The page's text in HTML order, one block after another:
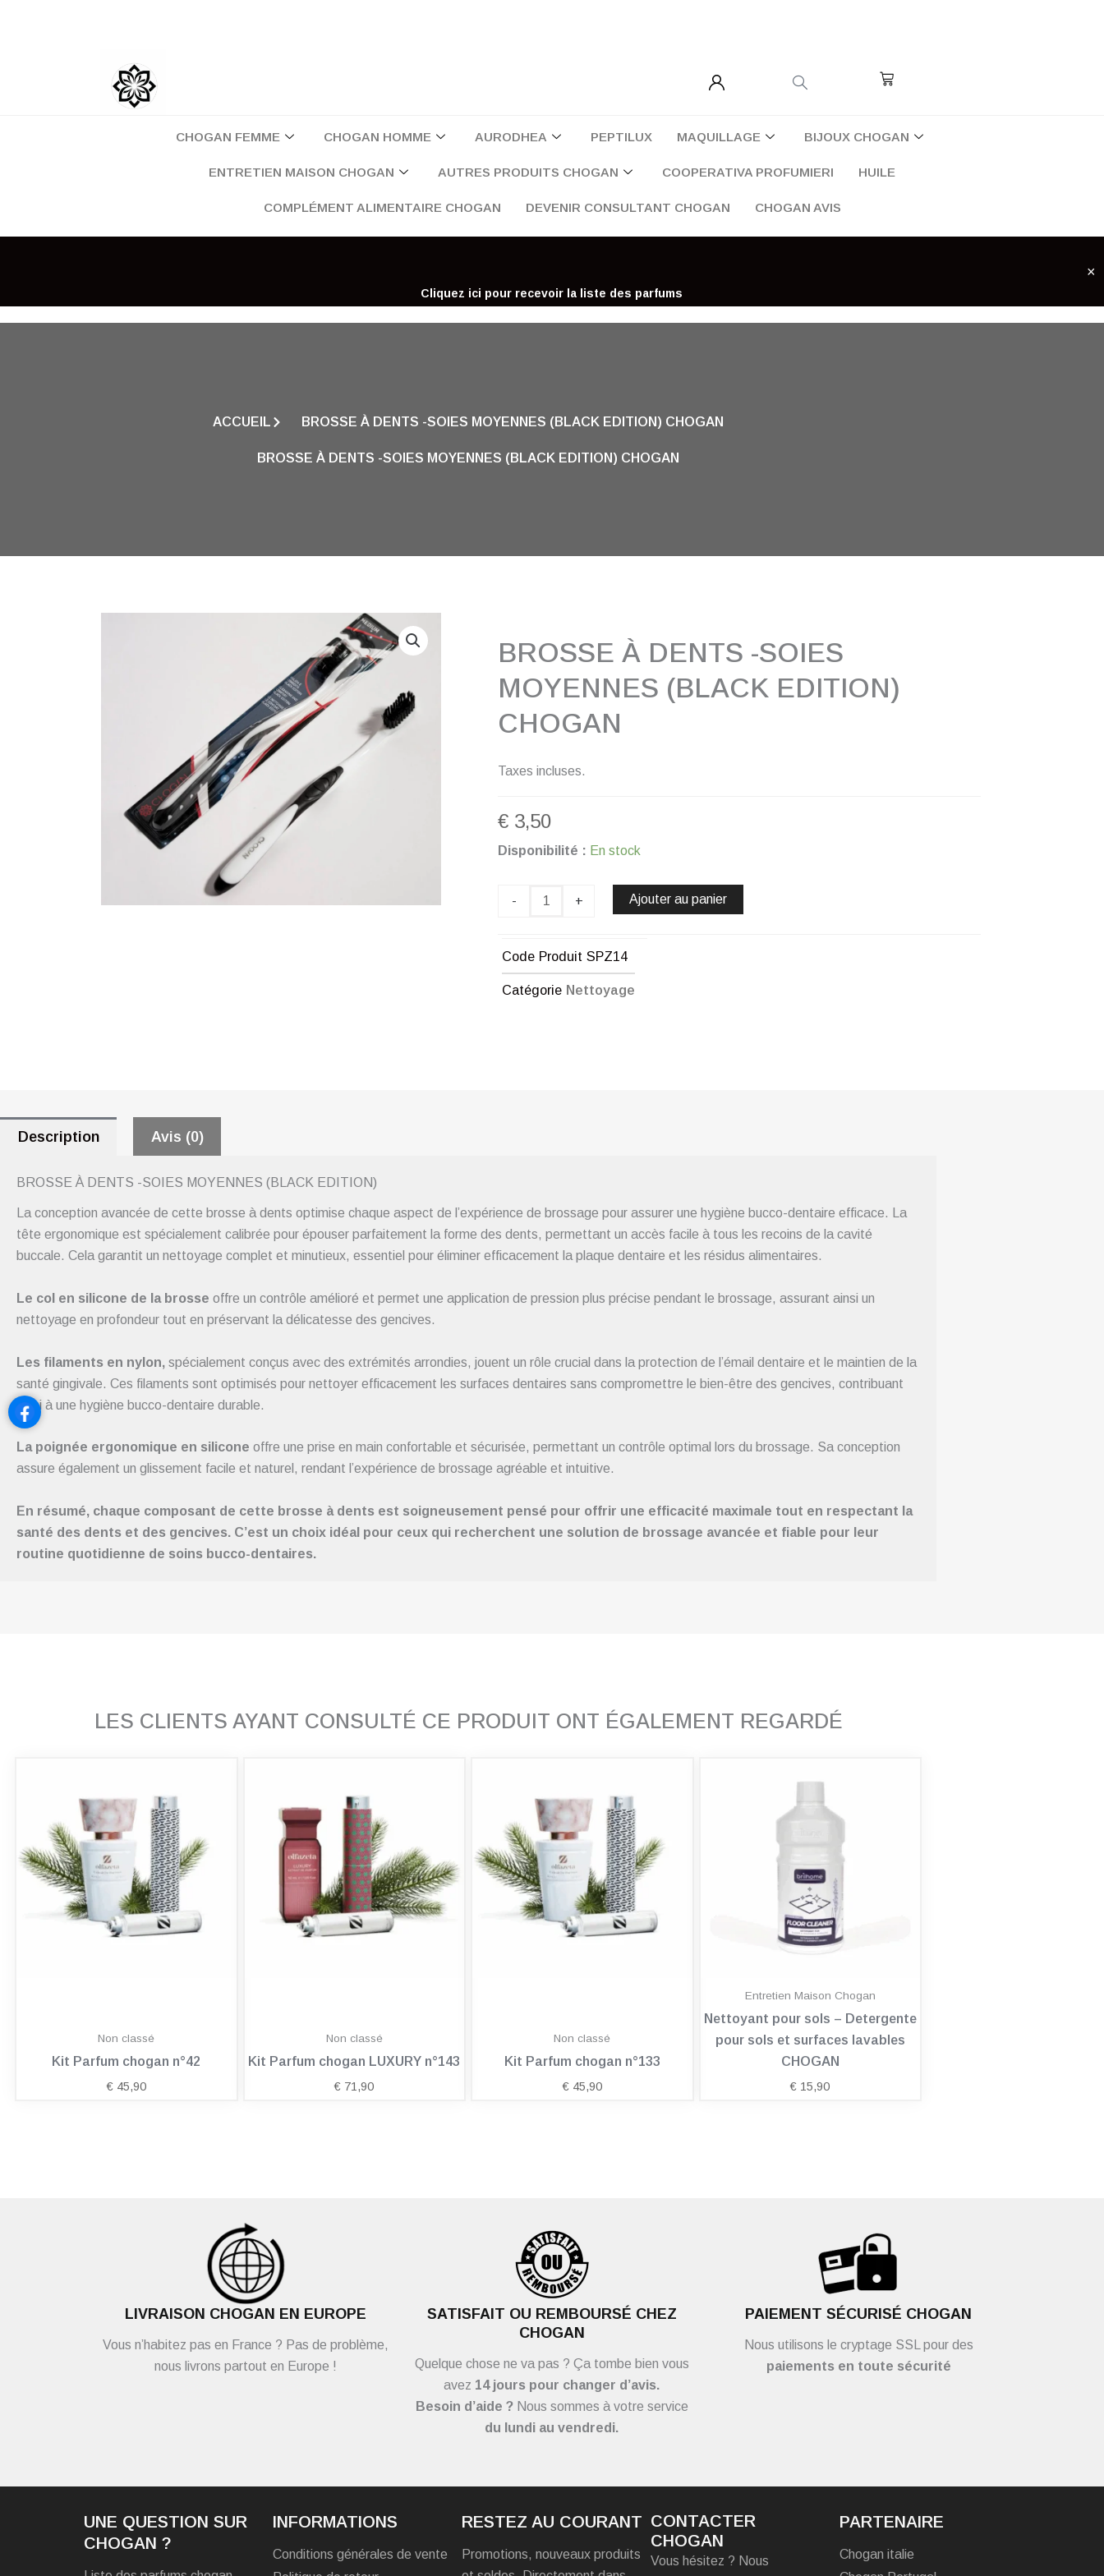
Cart
CHOGAN FEMME CHOGAN HOMME AURODHEA PEPTILUX MAQUILLAGE BIJOUX CHOGAN
ENTRETIEN MAISON CHOGAN AUTRES PRODUITS CHOGAN COOPERATIVA PROFUMIERI HUILE
COMPLÉMENT ALIMENTAIRE CHOGAN DEVENIR CONSULTANT CHOGAN CHOGAN AVIS
Cliquez ici pour recevoir la liste des parfums
×
ACCUEIL BROSSE À DENTS -SOIES MOYENNES (BLACK EDITION) CHOGAN
BROSSE À DENTS -SOIES MOYENNES (BLACK EDITION) CHOGAN
BROSSE À DENTS -SOIES
MOYENNES (BLACK EDITION)
CHOGAN
Taxes incluses.
€ 3,50
Disponibilité : En stock
-
quantité
MOYENNES
EDITION)
+ Ajouter au panier
Code Produit SPZ14
Catégorie Nettoyage
Description Avis (0)
BROSSE À DENTS -SOIES MOYENNES (BLACK EDITION)
La conception avancée de cette brosse à dents optimise chaque aspect de l’expérience de brossage pour assurer une hygiène bucco-dentaire efficace. La
tête ergonomique est spécialement calibrée pour épouser parfaitement la forme des dents, permettant un accès facile à tous les recoins de la cavité
buccale. Cela garantit un nettoyage complet et minutieux, essentiel pour éliminer efficacement la plaque dentaire et les résidus alimentaires.
Le col en silicone de la brosse offre un contrôle amélioré et permet une application de pression plus précise pendant le brossage, assurant ainsi un
nettoyage en profondeur tout en préservant la délicatesse des gencives.
Les filaments en nylon, spécialement conçus avec des extrémités arrondies, jouent un rôle crucial dans la protection de l’émail dentaire et le maintien de la
santé gingivale. Ces filaments sont optimisés pour nettoyer efficacement les surfaces dentaires sans compromettre le bien-être des gencives, contribuant
ainsi à une hygiène bucco-dentaire durable.
La poignée ergonomique en silicone offre une prise en main confortable et sécurisée, permettant un contrôle optimal lors du brossage. Sa conception
assure également un glissement facile et naturel, rendant l’expérience de brossage agréable et intuitive.
En résumé, chaque composant de cette brosse à dents est soigneusement pensé pour offrir une efficacité maximale tout en respectant la
santé des dents et des gencives. C’est un choix idéal pour ceux qui recherchent une solution de brossage avancée et fiable pour leur
routine quotidienne de soins bucco-dentaires.
LES CLIENTS AYANT CONSULTÉ CE PRODUIT ONT ÉGALEMENT REGARDÉ
Non classé
Kit Parfum chogan n°42
€ 45,90
Non classé
Kit Parfum chogan LUXURY n°143
€ 71,90
Non classé
Kit Parfum chogan n°133
€ 45,90
Entretien Maison Chogan
Nettoyant pour sols – Detergente
pour sols et surfaces lavables
CHOGAN
€ 15,90
LIVRAISON CHOGAN EN EUROPE
Vous n’habitez pas en France ? Pas de problème,
nous livrons partout en Europe !
SATISFAIT OU REMBOURSÉ CHEZ
CHOGAN
Quelque chose ne va pas ? Ça tombe bien vous
avez 14 jours pour changer d’avis.
Besoin d’aide ?Nous sommes à votre service
du lundi au vendredi.
PAIEMENT SÉCURISÉ CHOGAN
Nous utilisons le cryptage SSL pour des
paiements en toute sécurité
UNE QUESTION SUR
CHOGAN ?
INFORMATIONS
Conditions générales de vente
RESTEZ AU COURANT
Promotions, nouveaux produits
CONTACTER
CHOGAN
Vous hésitez ? Nous
PARTENAIRE
Chogan italie